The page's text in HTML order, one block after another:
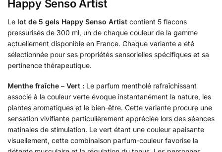
Happy Senso Artist
Le lot de 5 gels Happy Senso Artist contient 5 flacons
pressurisés de 300 ml, un de chaque couleur de la gamme
actuellement disponible en France. Chaque variante a été
sélectionnée pour ses propriétés sensorielles spécifiques et sa
pertinence thérapeutique.
Menthe fraîche – Vert : Le parfum mentholé rafraîchissant
associé à la couleur verte évoque instantanément la nature, les
plantes aromatiques et le bien-être. Cette variante procure une
sensation vivifiante particulièrement appréciée lors des séances
matinales de stimulation. Le vert étant une couleur apaisante
visuellement, cette combinaison parfum-couleur favorise la